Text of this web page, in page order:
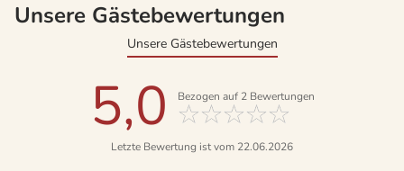
Unsere Gästebewertungen
Unsere Gästebewertungen
5,0 Bezogen auf 2Bewertungen
Letzte Bewertung ist vom 22.06.2026